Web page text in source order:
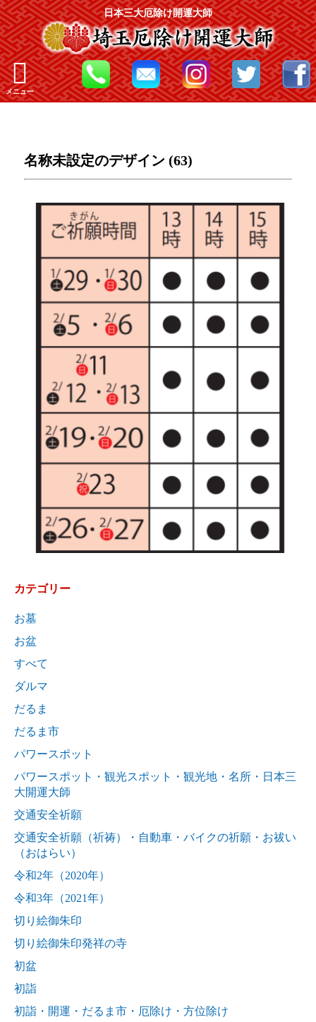
日本三大厄除け開運大師
メニュー
名称未設定のデザイン (63)
カテゴリー
お墓
お盆
すべて
ダルマ
だるま
だるま市
パワースポット
パワースポット・観光スポット・観光地・名所・日本三
大開運大師
交通安全祈願
交通安全祈願（祈祷）・自動車・バイクの祈願・お祓い
（おはらい）
令和2年（2020年）
令和3年（2021年）
切り絵御朱印
切り絵御朱印発祥の寺
初盆
初詣
初詣・開運・だるま市・厄除け・方位除け